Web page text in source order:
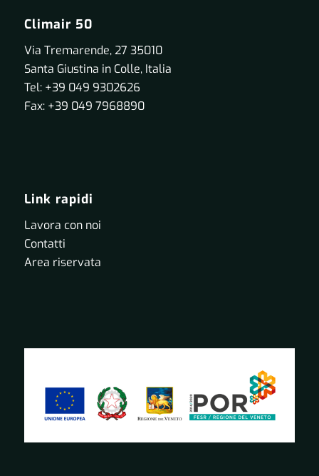
Climair 50
Via Tremarende, 27 35010
Santa Giustina in Colle, Italia
Tel: +39 049 9302626
Fax: +39 049 7968890
Link rapidi
Lavora con noi
Contatti
Area riservata